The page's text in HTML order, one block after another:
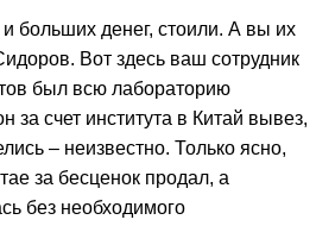
больших денег, стоили. А вы их
Вот здесь ваш сотрудник
был всю лабораторию
за счет института в Китай вывез,
– неизвестно. Только ясно,
за бесценок продал, а
без необходимого